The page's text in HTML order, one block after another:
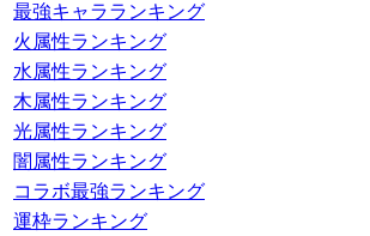
最強キャラランキング
火属性ランキング
水属性ランキング
木属性ランキング
光属性ランキング
闇属性ランキング
コラボ最強ランキング
運枠ランキング